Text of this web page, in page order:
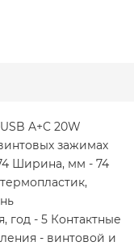
A+C 20W
зажимах
Ширина, мм - 74
год - 5 Контактные
- винтовой и